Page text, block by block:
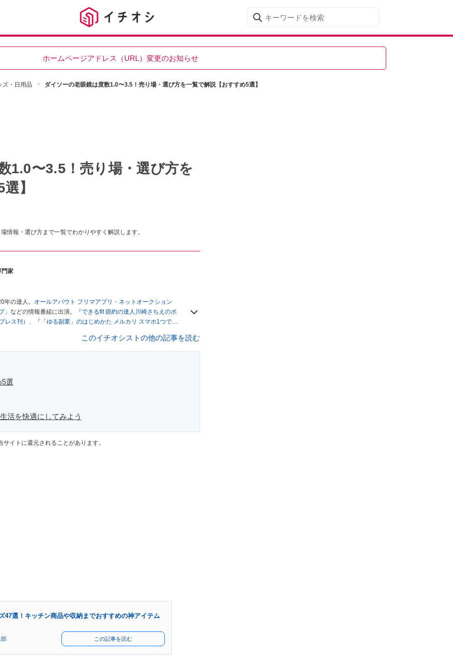
ホームページアドレス（URL）変更のお知らせ
ズ・日用品 ダイソーの老眼鏡は度数1.0〜3.5！売り場・選び方を一覧で解説【おすすめ5選】
1.0〜3.5！売り場・選び方を
】
情報・選び方まで一覧でわかりやすく解説します。
門家
の達人。
オールアバウト フリマアプリ・ネットオークション
」 などの情報番組に出演。
『できるfit 節約の達人川崎さちえのポ
レス刊） 、
『「ゆる副業」のはじめかた メルカリ スマホ1つでス
める。翌月からの給料が０円になり、家にいながら、しかも空
引の仕方がわからずに、まずは落札者として参加。その後、出
フリマアプリは生活のインフラになる」という考えを持つ。ま
リマアプリが家計の救世主になりえると考え、業者とは違う視
このイチオシストの他の記事を読む
選
活を快適にしてみよう
イトに還元されることがあります。
47選！キッチン商品や収納までおすすめの神アイテム
部 この記事を読む